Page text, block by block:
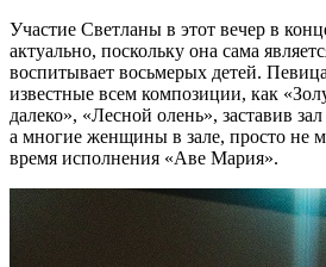
Участие Светланы в этот вечер в
актуально, поскольку она сама
воспитывает восьмерых детей.
известные всем композиции, как
далеко», «Лесной олень», заставив
а многие женщины в зале, просто не
время исполнения «Аве Мария».